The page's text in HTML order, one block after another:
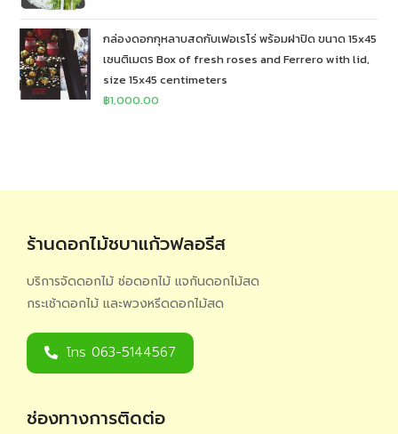
กล่องดอกกุหลาบสดกับเฟอเรโร่ พร้อมฝาปิด ขนาด 15x45
เซนติเมตร Box of fresh roses and Ferrero with lid,
size 15x45 centimeters
฿1,000.00
ร้านดอกไม้ชบาแก้วฟลอรีส
บริการจัดดอกไม้ ช่อดอกไม้ แจกันดอกไม้สด
กระเช้าดอกไม้ และพวงหรีดดอกไม้สด
โทร 063-5144567
ช่องทางการติดต่อ